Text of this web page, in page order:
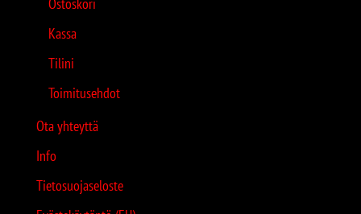
Kassa
Tilini
Toimitusehdot
Ota yhteyttä
Info
Tietosuojaseloste